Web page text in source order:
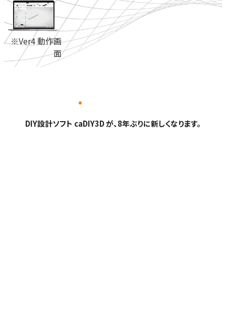
※Ver4 動作画
面
DIY設計ソフト caDIY3D が、8年ぶりに新しくなります。